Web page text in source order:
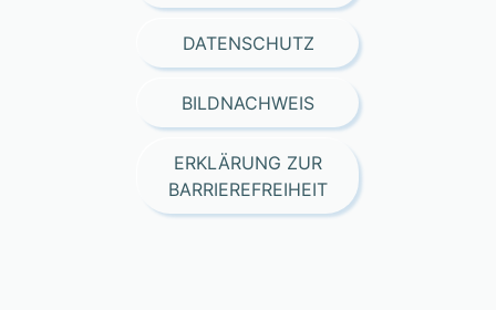
DATENSCHUTZ
BILDNACHWEIS
ERKLÄRUNG ZUR
BARRIEREFREIHEIT